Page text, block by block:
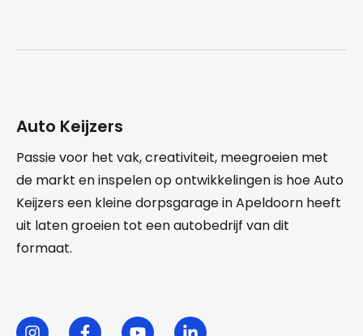
Auto Keijzers
Passie voor het vak, creativiteit, meegroeien met
de markt en inspelen op ontwikkelingen is hoe Auto
Keijzers een kleine dorpsgarage in Apeldoorn heeft
uit laten groeien tot een autobedrijf van dit
formaat.